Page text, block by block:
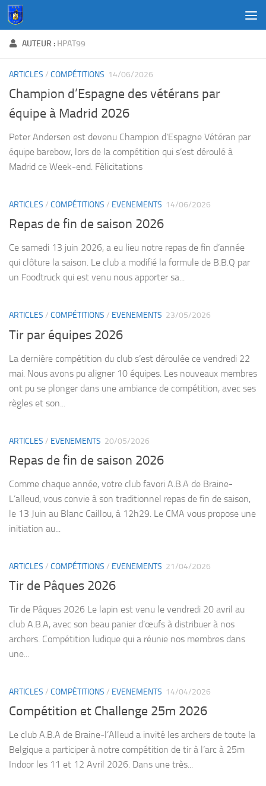
Au dessous du contenu
AUTEUR : HPAT99
ARTICLES / COMPÉTITIONS 14/06/2026
Champion d’Espagne des vétérans par
équipe à Madrid 2026
Peter Andersen est devenu Champion d’Espagne Vétéran par
équipe barebow, lors de la compétition qui s’est déroulé à
Madrid ce Week-end. Félicitations
ARTICLES / COMPÉTITIONS / EVENEMENTS 14/06/2026
Repas de fin de saison 2026
Ce samedi 13 juin 2026, a eu lieu notre repas de fin d’année
qui clôture la saison. Le club a modifié la formule de B.B.Q par
un Foodtruck qui est venu nous apporter sa...
ARTICLES / COMPÉTITIONS / EVENEMENTS 23/05/2026
Tir par équipes 2026
La dernière compétition du club s’est déroulée ce vendredi 22
mai. Nous avons pu aligner 10 équipes. Les nouveaux membres
ont pu se plonger dans une ambiance de compétition, avec ses
règles et son...
ARTICLES / EVENEMENTS 20/05/2026
Repas de fin de saison 2026
Comme chaque année, votre club favori A.B.A de Braine-
L’alleud, vous convie à son traditionnel repas de fin de saison,
le 13 Juin au Blanc Caillou, à 12h29. Le CMA vous propose une
initiation au...
ARTICLES / COMPÉTITIONS / EVENEMENTS 21/04/2026
Tir de Pâques 2026
Tir de Pâques 2026 Le lapin est venu le vendredi 20 avril au
club A.B.A, avec son beau panier d’œufs à distribuer à nos
archers. Compétition ludique qui a réunie nos membres dans
une...
ARTICLES / COMPÉTITIONS / EVENEMENTS 14/04/2026
Compétition et Challenge 25m 2026
Le club A.B.A de Braine-l’Alleud a invité les archers de toute la
Belgique a participer à notre compétition de tir à l’arc à 25m
Indoor les 11 et 12 Avril 2026. Dans une très...